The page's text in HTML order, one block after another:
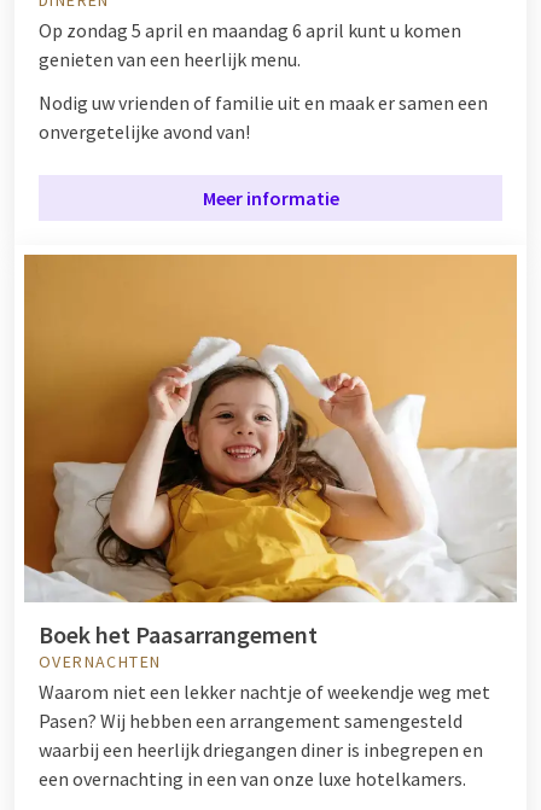
Op zondag 5 april en maandag 6 april kunt u komen
genieten van een heerlijk menu.
Nodig uw vrienden of familie uit en maak er samen een
onvergetelijke avond van!
Meer informatie
Boek het Paasarrangement
OVERNACHTEN
Waarom niet een lekker nachtje of weekendje weg met
Pasen? Wij hebben een arrangement samengesteld
waarbij een heerlijk driegangen diner is inbegrepen en
een overnachting in een van onze luxe hotelkamers.